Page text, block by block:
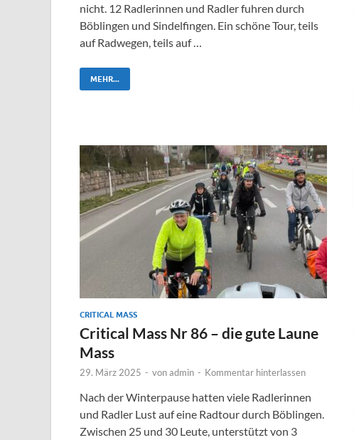
nicht. 12 Radlerinnen und Radler fuhren durch
Böblingen und Sindelfingen. Ein schöne Tour, teils
auf Radwegen, teils auf …
MEHR...
CRITICAL MASS
Critical Mass Nr 86 – die gute Laune
Mass
29. März 2025 - vonadmin - Kommentar hinterlassen
Nach der Winterpause hatten viele Radlerinnen
und Radler Lust auf eine Radtour durch Böblingen.
Zwischen 25 und 30 Leute, unterstützt von 3